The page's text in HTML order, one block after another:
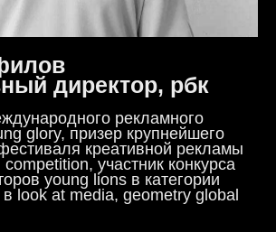
директор, рбк
рекламного
glory, призер крупнейшего
креативной рекламы
участник конкурса
young lions в категории
look at media, geometry global